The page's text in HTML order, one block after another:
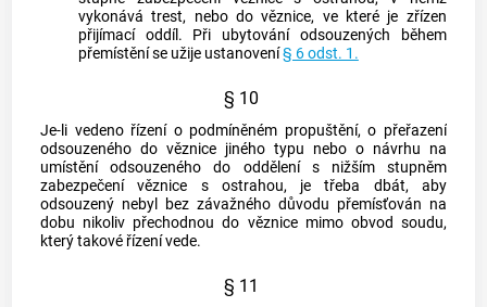
vykonává trest, nebo do věznice, ve které je zřízen
přijímací oddíl. Při ubytování odsouzených během
přemístění se užije ustanovení§ 6 odst. 1.
§ 10
Je-li vedeno řízení o podmíněném propuštění, o přeřazení
odsouzeného do věznice jiného typu nebo o návrhu na
umístění odsouzeného do oddělení s nižším stupněm
zabezpečení věznice s ostrahou, je třeba dbát, aby
odsouzený nebyl bez závažného důvodu přemísťován na
dobu nikoliv přechodnou do věznice mimo obvod soudu,
který takové řízení vede.
§ 11